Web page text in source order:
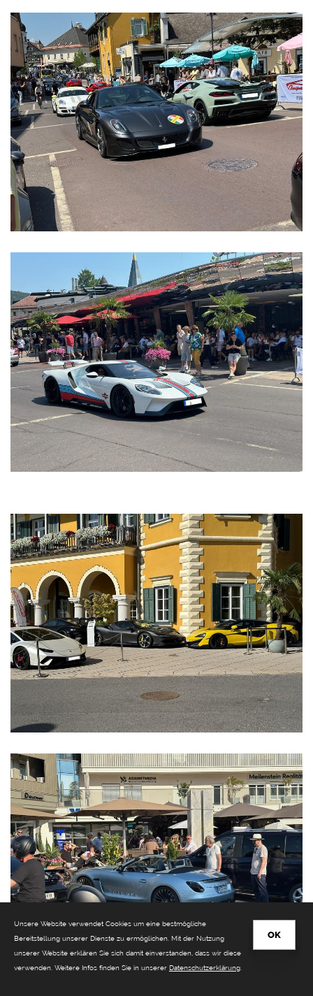
OK
Unsere Website verwendet Cookies um eine bestmögliche
Bereitstellung unserer Dienste zu ermöglichen. Mit der Nutzung
unserer Website erklären Sie sich damit einverstanden, dass wir diese
verwenden. Weitere Infos finden Sie in unserer Datenschutzerklärung